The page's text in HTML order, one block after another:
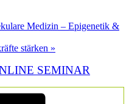
Medizin – Epigenetik &
stärken »
SEMINAR